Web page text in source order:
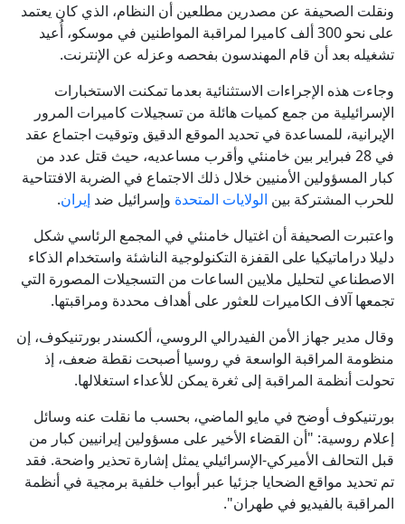
ونقلت الصحيفة عن مصدرين مطلعين أن النظام، الذي كان يعتمد
على نحو 300 ألف كاميرا لمراقبة المواطنين في موسكو، أُعيد
تشغيله بعد أن قام المهندسون بفحصه وعزله عن الإنترنت.
وجاءت هذه الإجراءات الاستثنائية بعدما تمكنت الاستخبارات
الإسرائيلية من جمع كميات هائلة من تسجيلات كاميرات المرور
الإيرانية، للمساعدة في تحديد الموقع الدقيق وتوقيت اجتماع عقد
في 28 فبراير بين خامنئي وأقرب مساعديه، حيث قتل عدد من
كبار المسؤولين الأمنيين خلال ذلك الاجتماع في الضربة الافتتاحية
للحرب المشتركة بين الولايات المتحدة وإسرائيل ضد إيران.
واعتبرت الصحيفة أن اغتيال خامنئي في المجمع الرئاسي شكل
دليلا دراماتيكيا على القفزة التكنولوجية الناشئة واستخدام الذكاء
الاصطناعي لتحليل ملايين الساعات من التسجيلات المصورة التي
تجمعها آلاف الكاميرات للعثور على أهداف محددة ومراقبتها.
وقال مدير جهاز الأمن الفيدرالي الروسي، ألكسندر بورتنيكوف، إن
منظومة المراقبة الواسعة في روسيا أصبحت نقطة ضعف، إذ
تحولت أنظمة المراقبة إلى ثغرة يمكن للأعداء استغلالها.
بورتنيكوف أوضح في مايو الماضي، بحسب ما نقلت عنه وسائل
إعلام روسية: "أن القضاء الأخير على مسؤولين إيرانيين كبار من
قبل التحالف الأميركي-الإسرائيلي يمثل إشارة تحذير واضحة. فقد
تم تحديد مواقع الضحايا جزئيا عبر أبواب خلفية برمجية في أنظمة
المراقبة بالفيديو في طهران".